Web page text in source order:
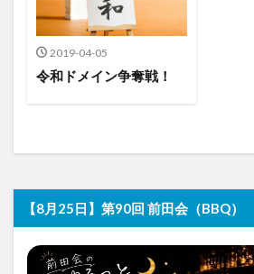
2019-04-05
令和ドメイン争奪戦！
【8月25日】第90回 前田会（BBQ）